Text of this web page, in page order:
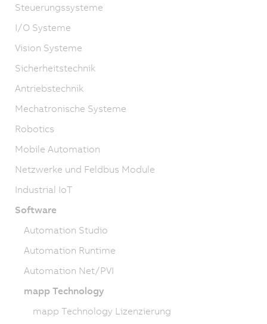
Steuerungssysteme
I/O Systeme
Vision Systeme
Sicherheitstechnik
Antriebstechnik
Mechatronische Systeme
Robotics
Mobile Automation
Netzwerke und Feldbus Module
Industrial IoT
Software
Automation Studio
Automation Runtime
Automation Net/PVI
mapp Technology
mapp Technology Lizenzierung